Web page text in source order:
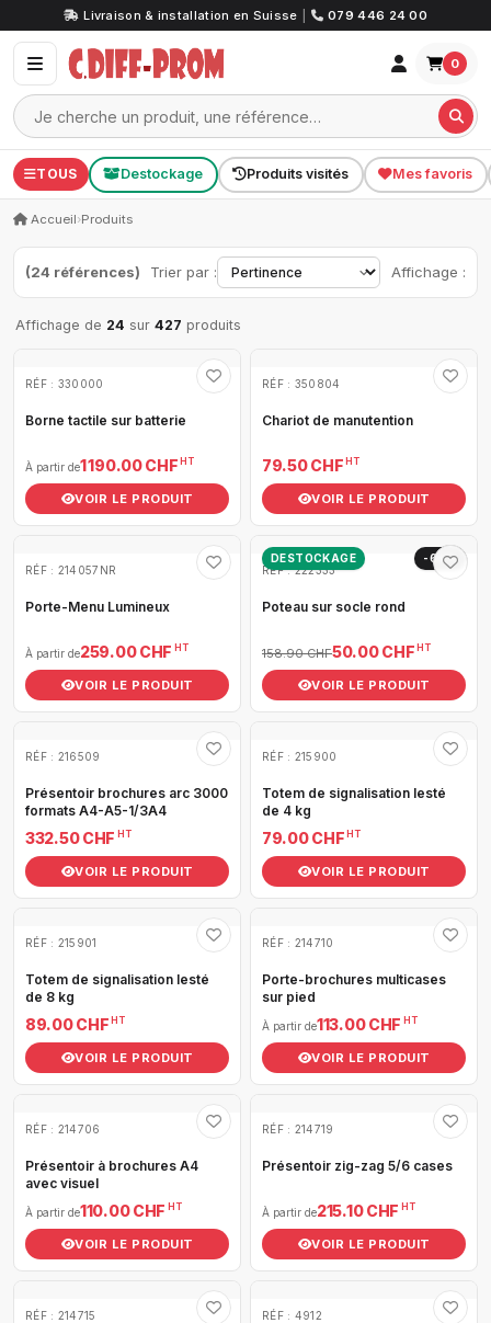
Livraison & installation en Suisse 079 446 24 00
0
TOUS Destockage Produits visités Mes favoris
Accueil›Produits
(24 références) Trier par : Affichage :
Affichage de 24 sur 427 produits
RÉF : 330000
Borne tactile sur batterie
À partir de1 190.00 CHF HT
VOIR LE PRODUIT
RÉF : 350804
Chariot de manutention
79.50 CHF HT
VOIR LE PRODUIT
RÉF : 214057NR
Porte-Menu Lumineux
À partir de259.00 CHF HT
VOIR LE PRODUIT
DESTOCKAGE
-69%
RÉF : 222333
Poteau sur socle rond
158.90 CHF50.00 CHF HT
VOIR LE PRODUIT
RÉF : 216509
Présentoir brochures arc 3000
formats A4-A5-1/3A4
332.50 CHF HT
VOIR LE PRODUIT
RÉF : 215900
Totem de signalisation lesté
de 4 kg
79.00 CHF HT
VOIR LE PRODUIT
RÉF : 215901
Totem de signalisation lesté
de 8 kg
89.00 CHF HT
VOIR LE PRODUIT
RÉF : 214710
Porte-brochures multicases
sur pied
À partir de113.00 CHF HT
VOIR LE PRODUIT
RÉF : 214706
Présentoir à brochures A4
avec visuel
À partir de110.00 CHF HT
VOIR LE PRODUIT
RÉF : 214719
Présentoir zig-zag 5/6 cases
À partir de215.10 CHF HT
VOIR LE PRODUIT
RÉF : 214715 RÉF : 4912